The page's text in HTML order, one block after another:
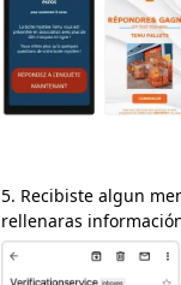
5. Recibiste algun
rellenaras